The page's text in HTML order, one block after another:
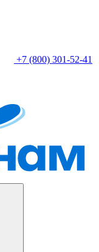
+7 (800) 301-52-41